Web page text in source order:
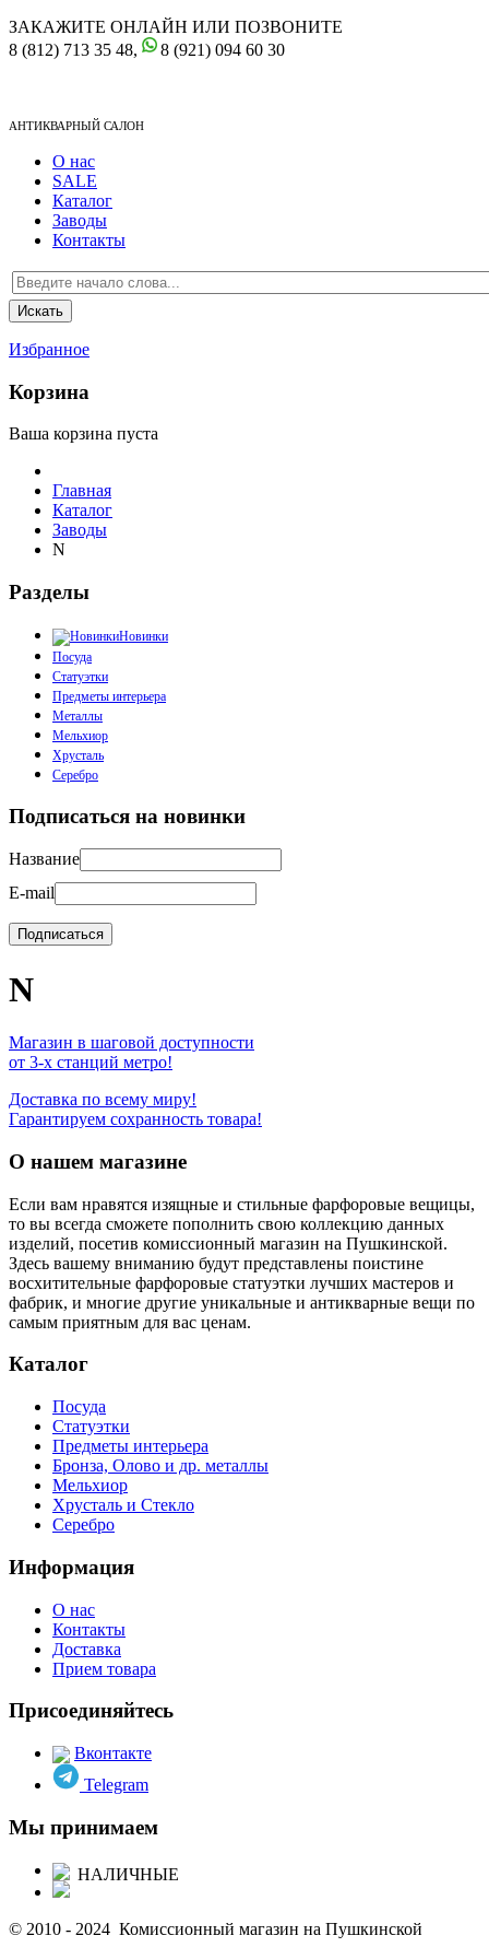
ЗАКАЖИТЕ ОНЛАЙН ИЛИ ПОЗВОНИТЕ
8 (812) 713 35 48,
8 (921) 094 60 30
АНТИКВАРНЫЙ САЛОН
О нас
SALE
Каталог
Заводы
Контакты
Избранное
Корзина
Ваша корзина пуста
Главная
Каталог
Заводы
N
Разделы
Новинки
Посуда
Статуэтки
Предметы интерьера
Металлы
Мельхиор
Хрусталь
Серебро
Подписаться на новинки
Название
E-mail
N
Магазин в шаговой доступности
от 3-х станций метро!
Доставка по всему миру!
Гарантируем сохранность товара!
О нашем магазине
Если вам нравятся изящные и стильные фарфоровые вещицы,
то вы всегда сможете пополнить свою коллекцию данных
изделий, посетив комиссионный магазин на Пушкинской.
Здесь вашему вниманию будут представлены поистине
восхитительные фарфоровые статуэтки лучших мастеров и
фабрик, и многие другие уникальные и антикварные вещи по
самым приятным для вас ценам.
Каталог
Посуда
Статуэтки
Предметы интерьера
Бронза, Олово и др. металлы
Мельхиор
Хрусталь и Стекло
Серебро
Информация
О нас
Контакты
Доставка
Прием товара
Присоединяйтесь
Вконтакте
Telegram
Мы принимаем
НАЛИЧНЫЕ
© 2010 - 2024 Комиссионный магазин на Пушкинской